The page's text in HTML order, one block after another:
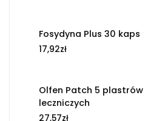
Fosydyna Plus 30 kaps
17,92zł
Olfen Patch 5 plastrów
leczniczych
27,57zł